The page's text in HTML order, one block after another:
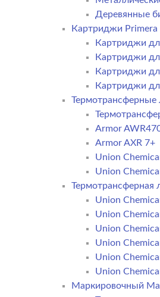
Деревянные
Картриджи Primera
Картриджи
Картриджи
Картриджи
Картриджи
Термотрансферные
Armor
Armor AXR 7+
Union
Union
Термотрансферная
Union
Union
Union
Union
Union
Union
Маркировочный